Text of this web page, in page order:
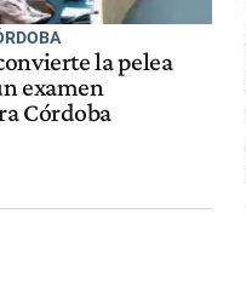
la pelea
examen
Córdoba